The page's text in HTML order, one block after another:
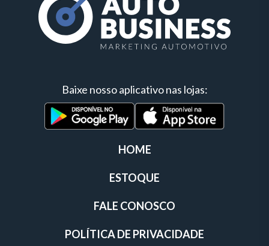
Baixe nosso aplicativo nas lojas:
HOME
ESTOQUE
FALE CONOSCO
POLÍTICA DE PRIVACIDADE